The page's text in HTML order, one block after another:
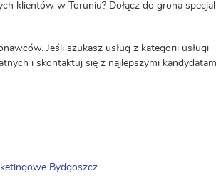
klientów w Toruniu? Dołącz do grona
Jeśli szukasz usług z kategorii usługi
i skontaktuj się z najlepszymi
Bydgoszcz